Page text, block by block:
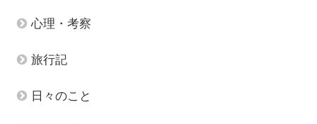
心理・考察
旅行記
日々のこと